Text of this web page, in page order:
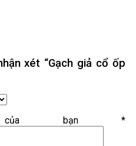
xét “Gạch giả cổ ốp
của bạn *